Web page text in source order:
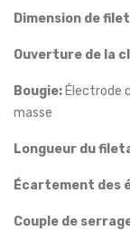
Dimension de
Ouverture de la
Bougie: Électrode
masse
Longueur du
Écartement des
Couple de